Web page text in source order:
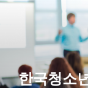
한국청소